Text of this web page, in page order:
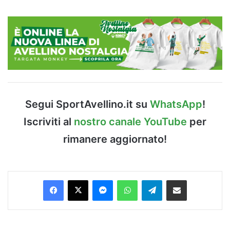
Segui SportAvellino.it su WhatsApp!
Iscriviti al nostro canale YouTube per
rimanere aggiornato!
Facebook
X MessengerWhatsAppTelegramCondividi via Email